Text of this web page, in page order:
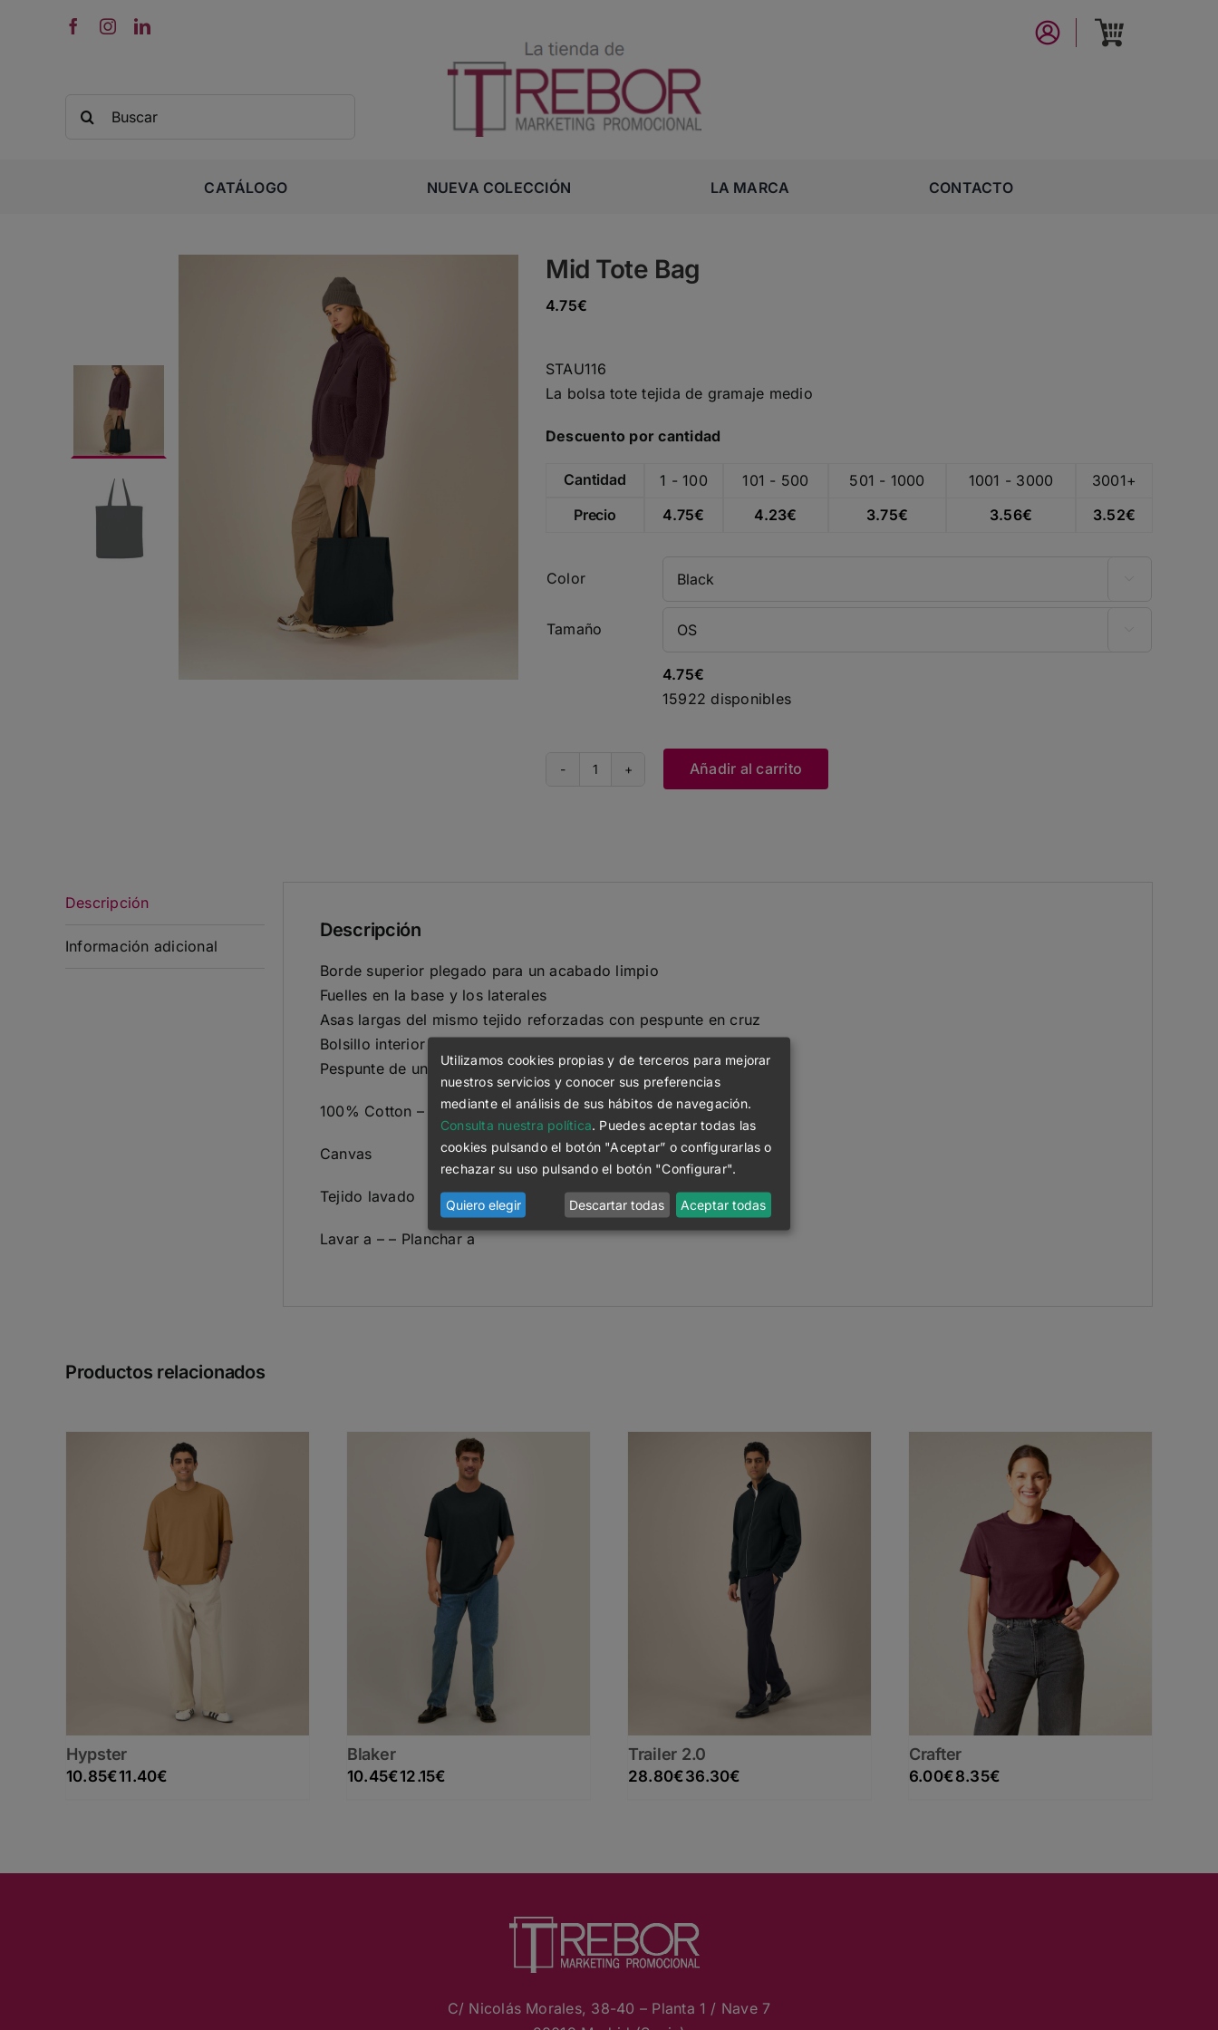
CATÁLOGO NUEVA COLECCIÓN LA MARCA CONTACTO
Mid Tote Bag
4.75€
STAU116
La bolsa tote tejida de gramaje medio
Descuento por cantidad
Cantidad 1 - 100 101 - 500 501 - 1000 1001 - 3000
3001+
Precio
4.75€ 4.23€ 3.75€ 3.56€ 3.52€
Color
Tamaño
4.75€
15922 disponibles
Mid
Añadir al carrito
Descripción
Información adicional
Descripción
Borde superior plegado para un acabado limpio
Fuelles en la base y los laterales
Asas largas del mismo tejido reforzadas con pespunte en cruz
Bolsillo interior del mismo tejido
Pespunte de una aguja en el borde superior
100% Cotton – Recycled Open End Carded
Canvas
Tejido lavado
Lavar a – – Planchar a
Productos relacionados
Hypster
10.85€11.40€
Blaker
10.45€12.15€
Trailer 2.0
28.80€36.30€
Crafter
6.00€8.35€
C/ Nicolás Morales, 38-40 – Planta 1 / Nave 7
Utilizamos cookies propias y de terceros para mejorar
nuestros servicios y conocer sus preferencias
mediante el análisis de sus hábitos de navegación.
Consulta nuestra política . Puedes aceptar todas las
cookies pulsando el botón "Aceptar” o configurarlas o
rechazar su uso pulsando el botón "Configurar".
Quiero elegir Descartar todas Aceptar todas